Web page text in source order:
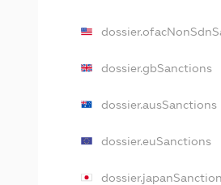
dossier.gbSanctions
dossier.ausSanctions
dossier.euSanctions